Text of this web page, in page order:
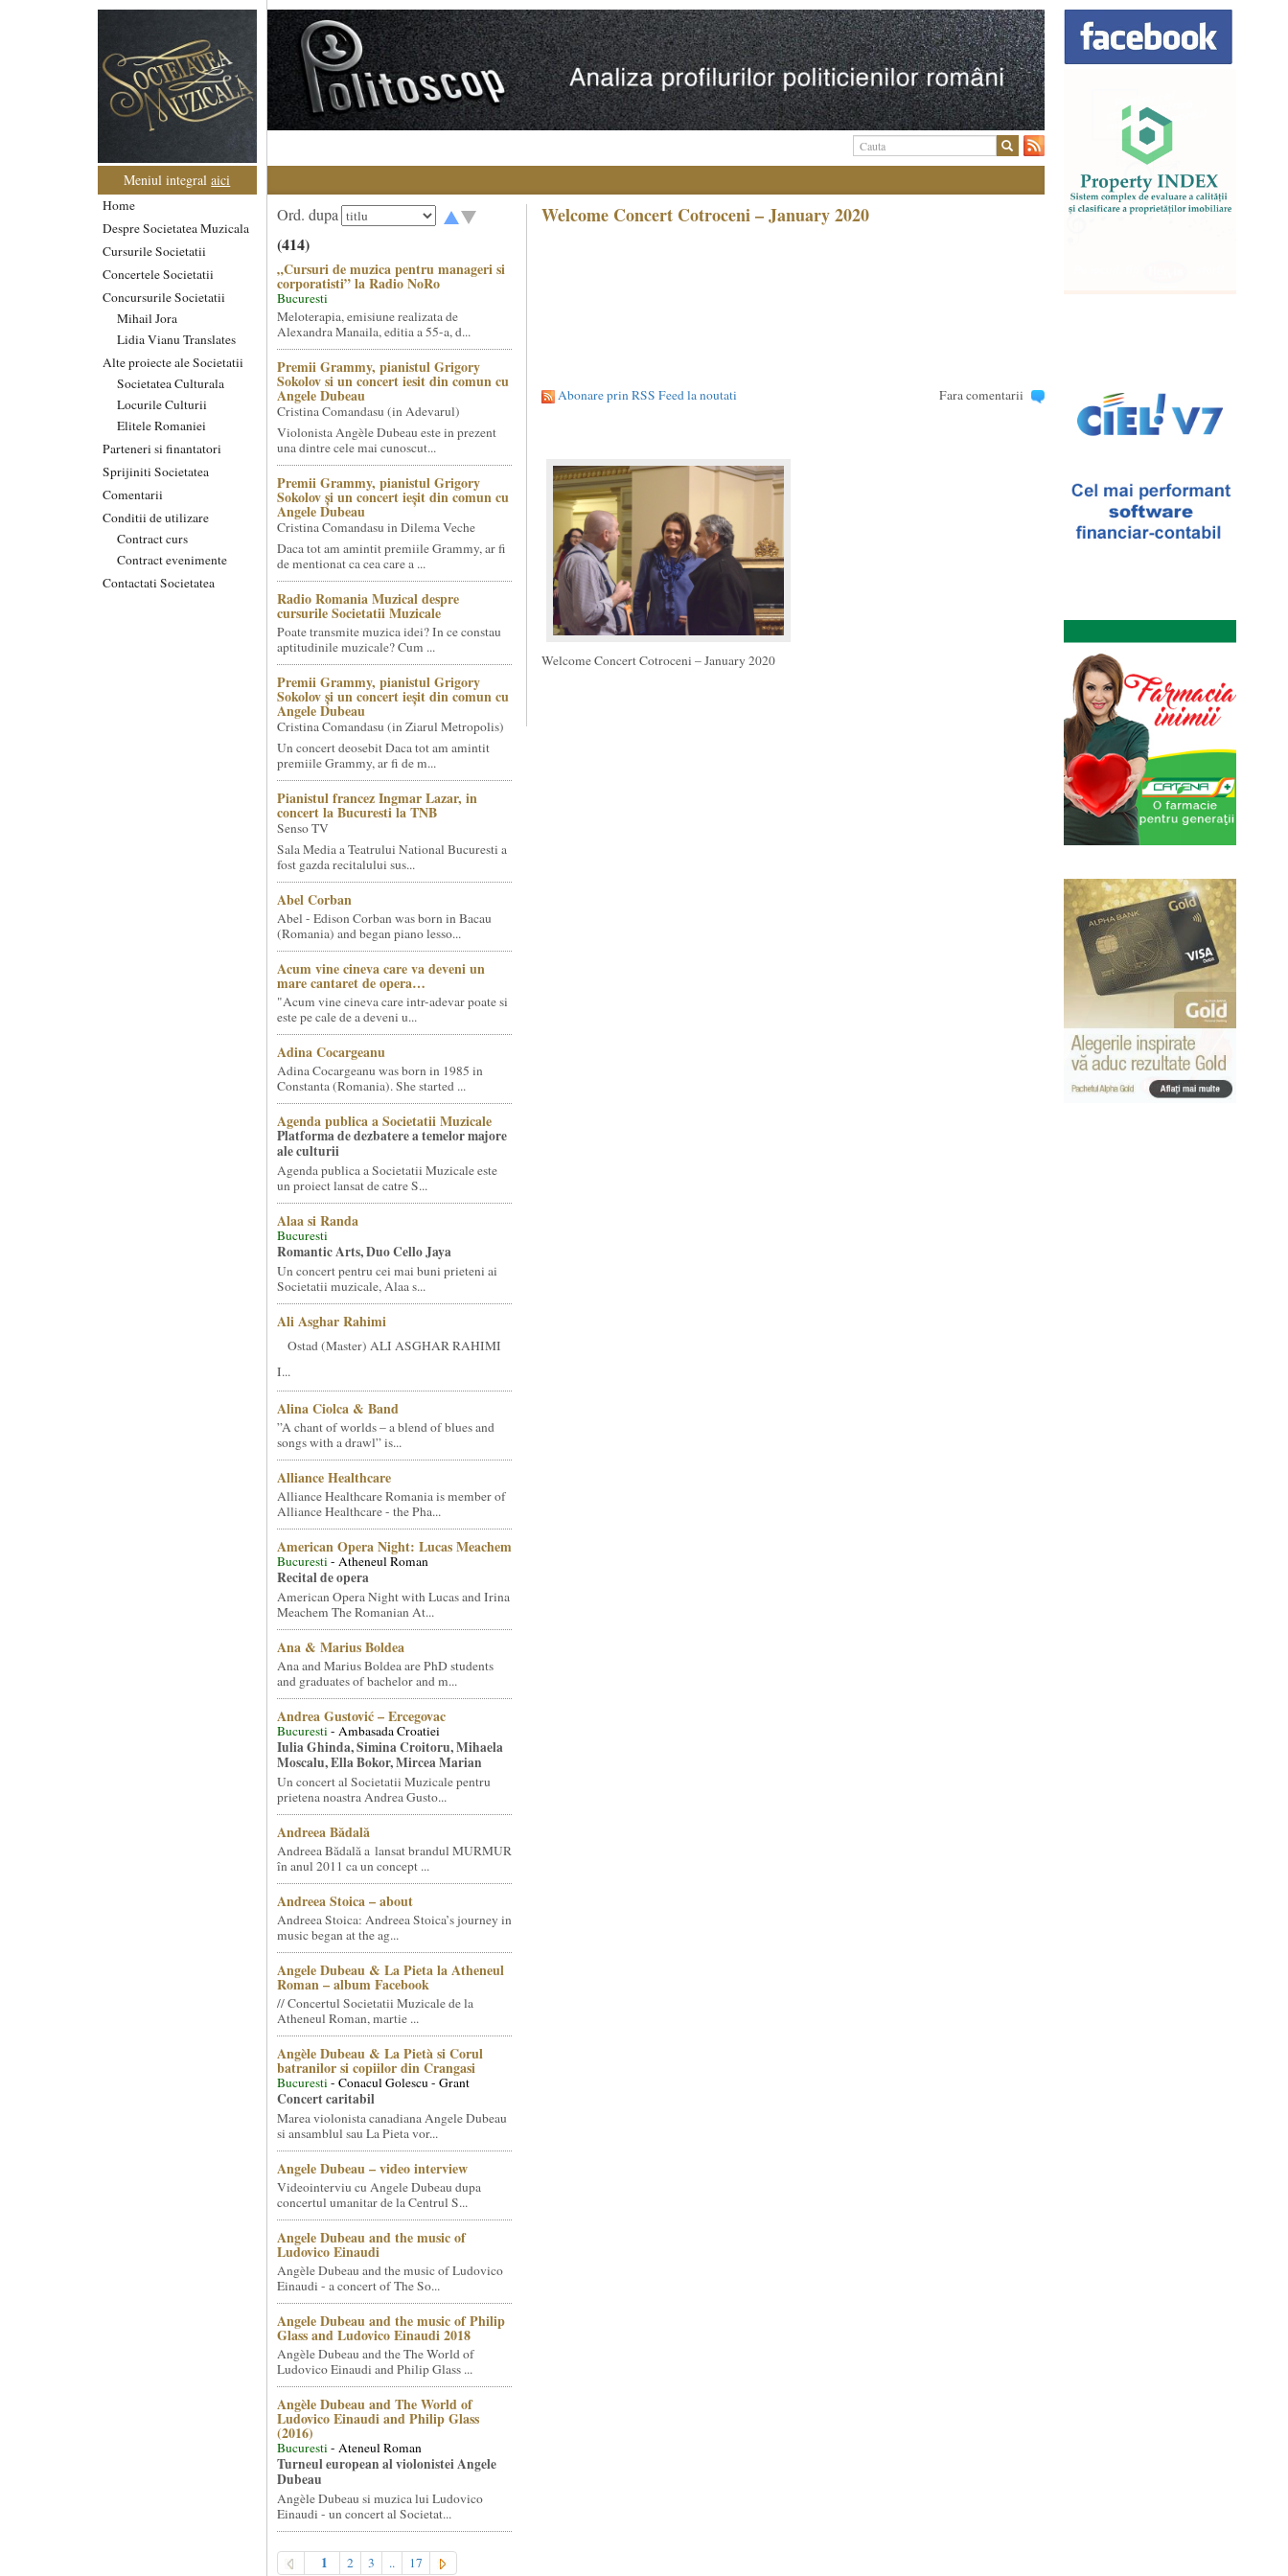
Meniul integralaici
Home
Despre Societatea Muzicala
Cursurile Societatii
Concertele Societatii
Concursurile Societatii
Mihail Jora
Lidia Vianu Translates
Alte proiecte ale Societatii
Societatea Culturala
Locurile Culturii
Elitele Romaniei
Parteneri si finantatori
Sprijiniti Societatea
Comentarii
Conditii de utilizare
Contract curs
Contract evenimente
Contactati Societatea
Ord. dupa
(414)
„Cursuri de muzica pentru manageri si
corporatisti” la Radio NoRo
Bucuresti
Meloterapia, emisiune realizata de
Alexandra Manaila, editia a 55-a, d...
Premii Grammy, pianistul Grigory
Sokolov si un concert iesit din comun cu
Angele Dubeau
Cristina Comandasu (in Adevarul)
Violonista Angèle Dubeau este in prezent
una dintre cele mai cunoscut...
Premii Grammy, pianistul Grigory
Sokolov și un concert ieșit din comun cu
Angele Dubeau
Cristina Comandasu in Dilema Veche
Daca tot am amintit premiile Grammy, ar fi
de mentionat ca cea care a ...
Radio Romania Muzical despre
cursurile Societatii Muzicale
Poate transmite muzica idei? In ce constau
aptitudinile muzicale? Cum ...
Premii Grammy, pianistul Grigory
Sokolov și un concert ieșit din comun cu
Angele Dubeau
Cristina Comandasu (in Ziarul Metropolis)
Un concert deosebit Daca tot am amintit
premiile Grammy, ar fi de m...
Pianistul francez Ingmar Lazar, in
concert la Bucuresti la TNB
Senso TV
Sala Media a Teatrului National Bucuresti a
fost gazda recitalului sus...
Abel Corban
Abel - Edison Corban was born in Bacau
(Romania) and began piano lesso...
Acum vine cineva care va deveni un
mare cantaret de opera…
"Acum vine cineva care intr-adevar poate si
este pe cale de a deveni u...
Adina Cocargeanu
Adina Cocargeanu was born in 1985 in
Constanta (Romania). She started ...
Agenda publica a Societatii Muzicale
Platforma de dezbatere a temelor majore
ale culturii
Agenda publica a Societatii Muzicale este
un proiect lansat de catre S...
Alaa si Randa
Bucuresti
Romantic Arts, Duo Cello Jaya
Un concert pentru cei mai buni prieteni ai
Societatii muzicale, Alaa s...
Ali Asghar Rahimi
Ostad (Master) ALI ASGHAR RAHIMI
I...
Alina Ciolca & Band
”A chant of worlds – a blend of blues and
songs with a drawl” is...
Alliance Healthcare
Alliance Healthcare Romania is member of
Alliance Healthcare - the Pha...
American Opera Night: Lucas Meachem
Bucuresti- Atheneul Roman
Recital de opera
American Opera Night with Lucas and Irina
Meachem The Romanian At...
Ana & Marius Boldea
Ana and Marius Boldea are PhD students
and graduates of bachelor and m...
Andrea Gustović – Ercegovac
Bucuresti- Ambasada Croatiei
Iulia Ghinda, Simina Croitoru, Mihaela
Moscalu, Ella Bokor, Mircea Marian
Un concert al Societatii Muzicale pentru
prietena noastra Andrea Gusto...
Andreea Bădală
Andreea Bădală a lansat brandul MURMUR
în anul 2011 ca un concept ...
Andreea Stoica – about
Andreea Stoica: Andreea Stoica’s journey in
music began at the ag...
Angele Dubeau & La Pieta la Atheneul
Roman – album Facebook
// Concertul Societatii Muzicale de la
Atheneul Roman, martie ...
Angèle Dubeau & La Pietà si Corul
batranilor si copiilor din Crangasi
Bucuresti- Conacul Golescu - Grant
Concert caritabil
Marea violonista canadiana Angele Dubeau
si ansamblul sau La Pieta vor...
Angele Dubeau – video interview
Videointerviu cu Angele Dubeau dupa
concertul umanitar de la Centrul S...
Angele Dubeau and the music of
Ludovico Einaudi
Angèle Dubeau and the music of Ludovico
Einaudi - a concert of The So...
Angele Dubeau and the music of Philip
Glass and Ludovico Einaudi 2018
Angèle Dubeau and the The World of
Ludovico Einaudi and Philip Glass ...
Angèle Dubeau and The World of
Ludovico Einaudi and Philip Glass
(2016)
Bucuresti- Ateneul Roman
Turneul european al violonistei Angele
Dubeau
Angèle Dubeau si muzica lui Ludovico
Einaudi - un concert al Societat...
1 2 3 .. 17
Welcome Concert Cotroceni – January 2020
Abonare prin RSS Feed la noutati Fara comentarii
Welcome Concert Cotroceni – January 2020